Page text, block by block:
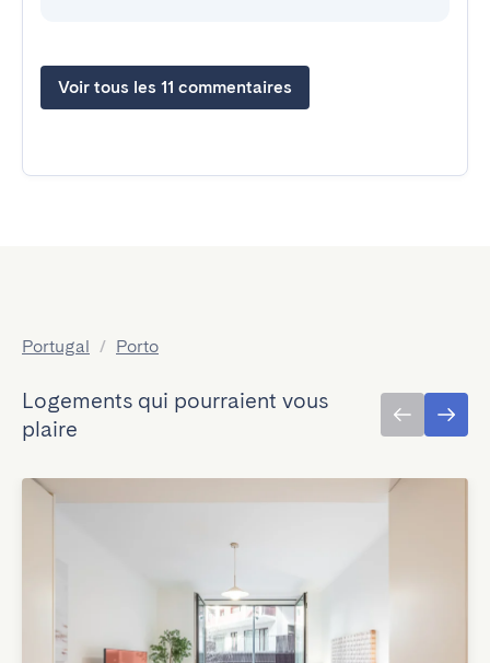
Voir tous les 11 commentaires
Portugal / Porto
Logements qui pourraient vous
plaire